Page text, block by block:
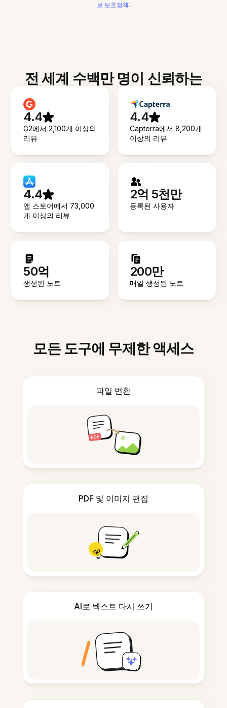
보 보호정책.
전 세계 수백만 명이 신뢰하는
4.4
G2에서 2,100개 이상의
리뷰
4.4
Capterra에서 8,200개
이상의 리뷰
4.4
앱 스토어에서 73,000
개 이상의 리뷰
2억 5천만
등록된 사용자
50억
생성된 노트
200만
매일 생성된 노트
모든 도구에 무제한 액세스
파일 변환
PDF 및 이미지 편집
AI로 텍스트 다시 쓰기